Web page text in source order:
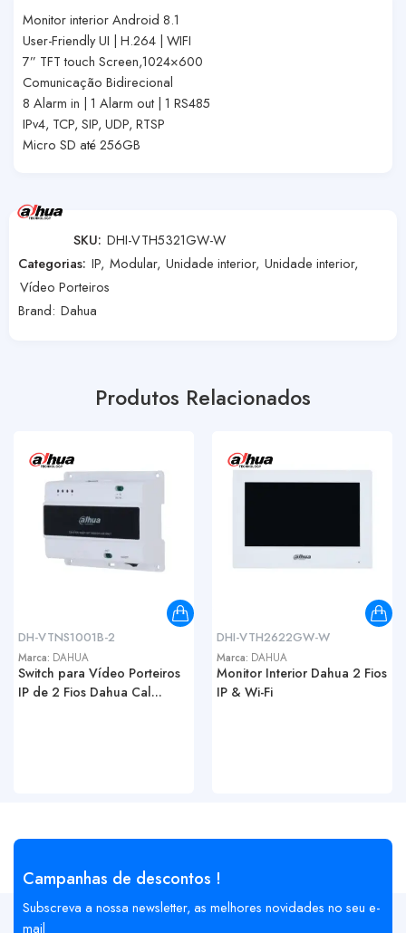
Monitor interior Android 8.1
User-Friendly UI | H.264 | WIFI
7” TFT touch Screen,1024×600
Comunicação Bidirecional
8 Alarm in | 1 Alarm out | 1 RS485
IPv4, TCP, SIP, UDP, RTSP
Micro SD até 256GB
SKU: DHI-VTH5321GW-W
Categorias: IP, Modular, Unidade interior, Unidade interior,
Vídeo Porteiros
Brand: Dahua
Produtos Relacionados
DH-VTNS1001B-2
Marca: DAHUA
Switch para Vídeo Porteiros
IP de 2 Fios Dahua Cal...
DHI-VTH2622GW-W
Marca: DAHUA
Monitor Interior Dahua 2 Fios
IP & Wi-Fi
Campanhas de descontos !
Subscreva a nossa newsletter, as melhores novidades no seu e-
mail